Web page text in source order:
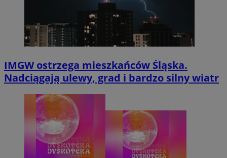
IMGW ostrzega mieszkańców Śląska.
Nadciągają ulewy, grad i bardzo silny wiatr